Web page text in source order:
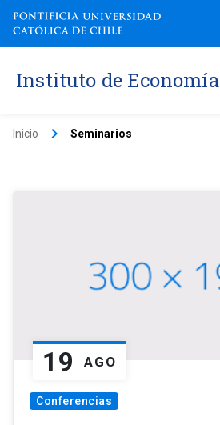
Instituto de Economía
Inicio keyboard_arrow_right Seminarios
19 AGO
Conferencias